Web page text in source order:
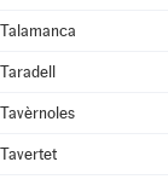
Talamanca
Taradell
Tavèrnoles
Tavertet